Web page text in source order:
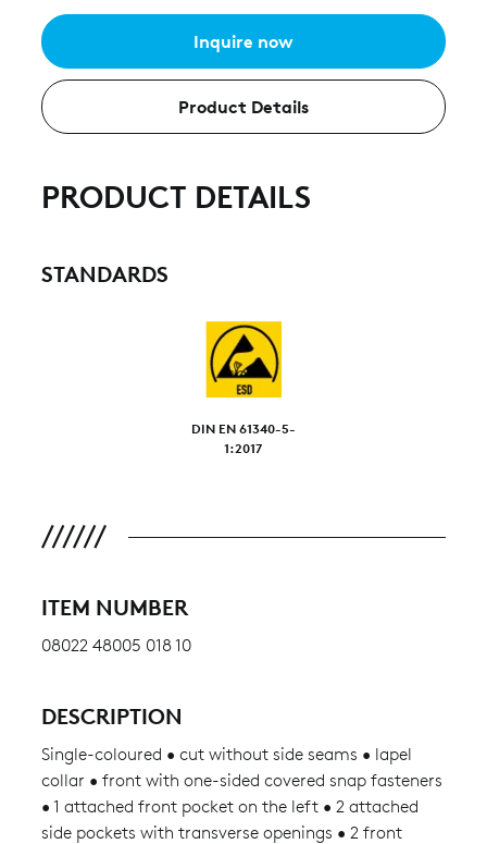
Inquire now
Product Details
PRODUCT DETAILS
STANDARDS
DIN EN 61340-5-
1:2017
ITEM NUMBER
08022 48005 018 10
DESCRIPTION
Single-coloured • cut without side seams • lapel
collar • front with one-sided covered snap fasteners
• 1 attached front pocket on the left • 2 attached
side pockets with transverse openings • 2 front